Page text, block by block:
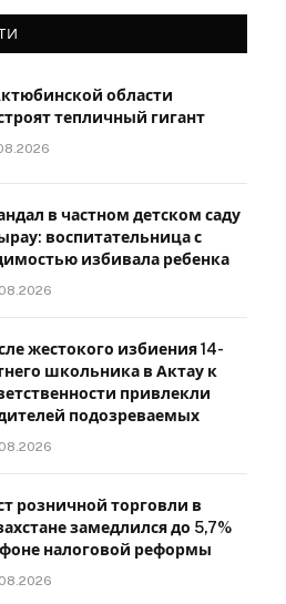
области
тепличный гигант
в частном детском саду
воспитательница с
избивала ребенка
жестокого избиения 14-
школьника в Актау к
привлекли
подозреваемых
розничной торговли в
замедлился до 5,7%
налоговой реформы